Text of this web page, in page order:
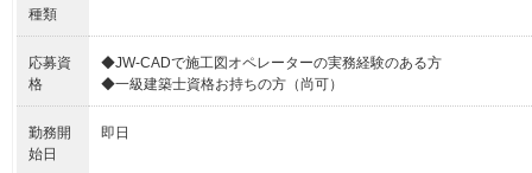
種類
応募資
格
◆JW-CADで施工図オペレーターの実務経験のある方
◆一級建築士資格お持ちの方（尚可）
勤務開
始日
即日